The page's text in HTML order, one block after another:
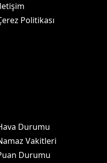
Politikası
Durumu
Vakitleri
Durumu